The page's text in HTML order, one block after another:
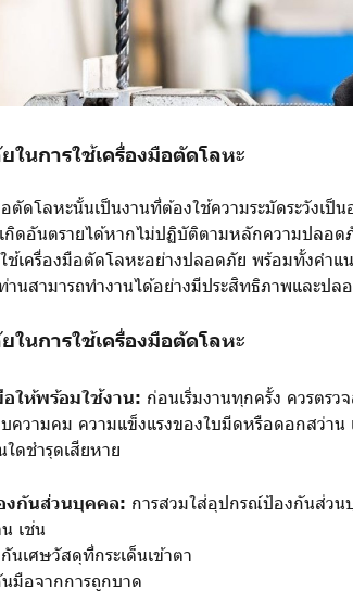
นการใช้เครื่องมือตัดโลหะ
ตัดโลหะนั้นเป็นงานที่ต้องใช้ความระมัดระวังเป็
ดอันตรายได้หากไม่ปฏิบัติตามหลักความปลอด
ช้เครื่องมือตัดโลหะอย่างปลอดภัย พร้อมทั้งคำแ
นสามารถทำงานได้อย่างมีประสิทธิภาพและปล
นการใช้เครื่องมือตัดโลหะ
อให้พร้อมใช้งาน: ก่อนเริ่มงานทุกครั้ง ควรตร
ความคม ความแข็งแรงของใบมีดหรือดอกสว่าน
ดชำรุดเสียหาย
งกันส่วนบุคคล: การสวมใส่อุปกรณ์ป้องกันส่วน
เช่น
เศษวัสดุที่กระเด็นเข้าตา
อจากการถูกบาด